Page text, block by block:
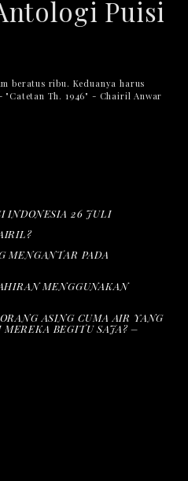
Puisi
beratus ribu. Keduanya harus
Th. 1946" - Chairil Anwar
INDONESIA 26 JULI
MENGANTAR PADA
MENGGUNAKAN
ASING CUMA AIR YANG
BEGITU SAJA? –